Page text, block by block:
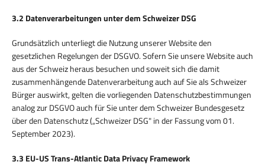
3.2 Datenverarbeitungen unter dem Schweizer DSG
Grundsätzlich unterliegt die Nutzung unserer Website den
gesetzlichen Regelungen der DSGVO. Sofern Sie unsere Website auch
aus der Schweiz heraus besuchen und soweit sich die damit
zusammenhängende Datenverarbeitung auch auf Sie als Schweizer
Bürger auswirkt, gelten die vorliegenden Datenschutzbestimmungen
analog zur DSGVO auch für Sie unter dem Schweizer Bundesgesetz
über den Datenschutz („Schweizer DSG" in der Fassung vom 01.
September 2023).
3.3 EU-US Trans-Atlantic Data Privacy Framework